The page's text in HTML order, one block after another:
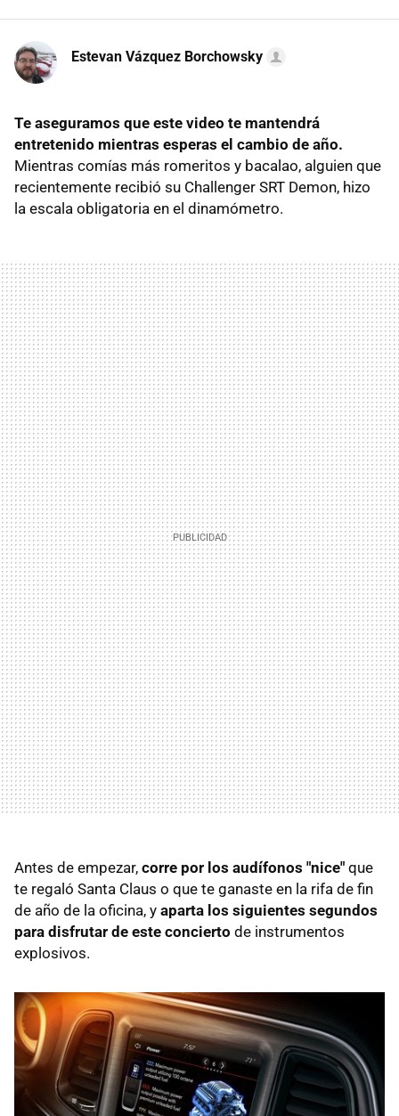
Estevan Vázquez Borchowsky
Te aseguramos que este video te mantendrá
entretenido mientras esperas el cambio de año.
Mientras comías más romeritos y bacalao, alguien que
recientemente recibió su Challenger SRT Demon, hizo
la escala obligatoria en el dinamómetro.
Antes de empezar, corre por los audífonos "nice" que
te regaló Santa Claus o que te ganaste en la rifa de fin
de año de la oficina, y aparta los siguientes segundos
para disfrutar de este concierto de instrumentos
explosivos.